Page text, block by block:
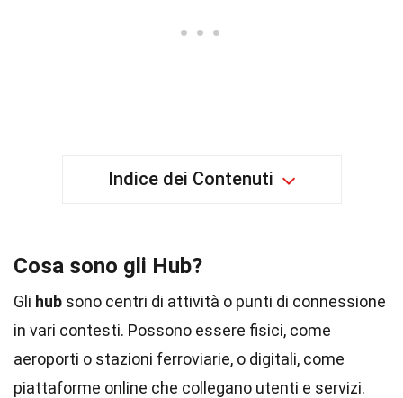
Indice dei Contenuti
Cosa sono gli Hub?
Gli hub sono centri di attività o punti di connessione
in vari contesti. Possono essere fisici, come
aeroporti o stazioni ferroviarie, o digitali, come
piattaforme online che collegano utenti e servizi.